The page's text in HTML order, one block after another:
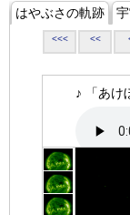
はやぶさの軌跡
<<< <<
♪ 「あけ